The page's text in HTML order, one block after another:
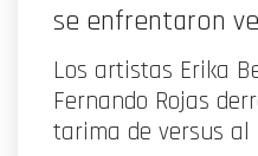
se enfrentaron
Los artistas Erika
Fernando Rojas
tarima de versus al